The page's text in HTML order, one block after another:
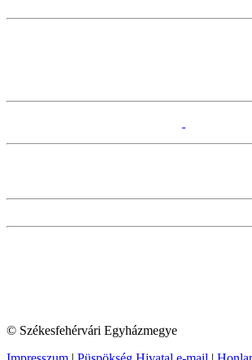
© Székesfehérvári Egyházmegye